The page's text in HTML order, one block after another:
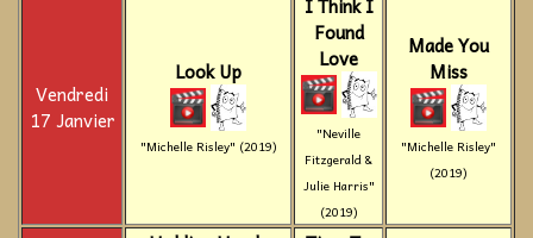
Vendredi
17 Janvier
Look Up
"Michelle Risley" (2019)
I Think I
Found
Love
"Neville
Fitzgerald &
Julie Harris"
(2019)
Made You
Miss
"Michelle Risley"
(2019)